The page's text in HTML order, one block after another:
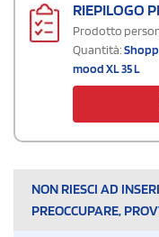
RIEPILOGO
Prodotto
Quantità:
mood XL 35 L
NON RIESCI AD
PREOCCUPARE,